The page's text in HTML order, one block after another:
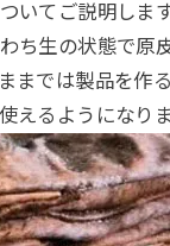
いてご説明します
ち生の状態で原
までは製品を作
えるようになりま